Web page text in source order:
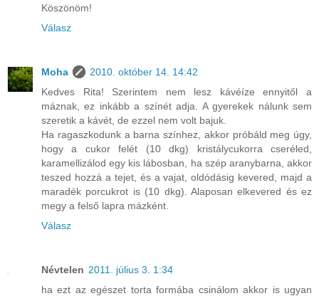
Köszönöm!
Válasz
Moha
2010. október 14. 14:42
Kedves Rita! Szerintem nem lesz kávéíze ennyitől a
máznak, ez inkább a színét adja. A gyerekek nálunk sem
szeretik a kávét, de ezzel nem volt bajuk.
Ha ragaszkodunk a barna színhez, akkor próbáld meg úgy,
hogy a cukor felét (10 dkg) kristálycukorra cseréled,
karamellizálod egy kis lábosban, ha szép aranybarna, akkor
teszed hozzá a tejet, és a vajat, oldódásig kevered, majd a
maradék porcukrot is (10 dkg). Alaposan elkevered és ez
megy a felső lapra mázként.
Válasz
Névtelen 2011. július 3. 1:34
ha ezt az egészet torta formába csinálom akkor is ugyan